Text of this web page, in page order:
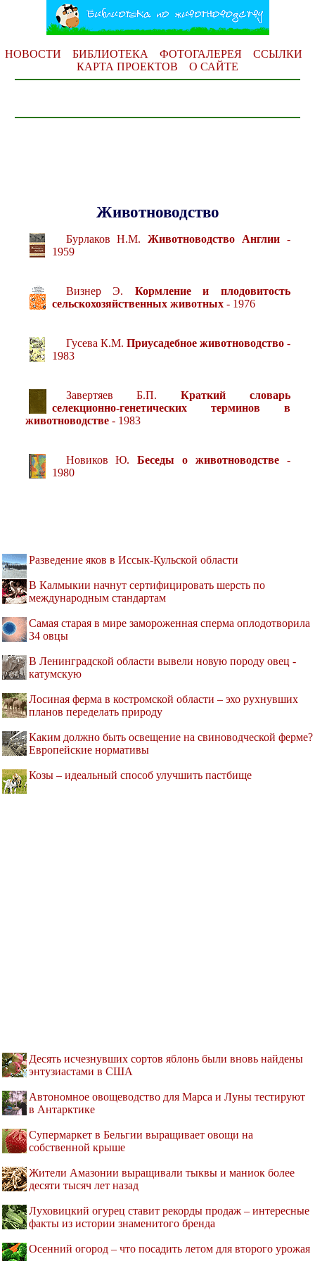
НОВОСТИ БИБЛИОТЕКА ФОТОГАЛЕРЕЯ
ССЫЛКИ
КАРТА ПРОЕКТОВ
О САЙТЕ
Животноводство
Бурлаков Н.М. Животноводство Англии-
1959
Визнер Э. Кормление и плодовитость
сельскохозяйственных животных- 1976
Гусева К.М. Приусадебное животноводство-
1983
Завертяев Б.П. Краткий словарь
селекционно-генетических терминов в
животноводстве- 1983
Новиков Ю.Беседы о животноводстве-
1980
Разведение яков в Иссык-Кульской области
В Калмыкии начнут сертифицировать шерсть по
международным стандартам
Самая старая в мире замороженная сперма оплодотворила
34 овцы
В Ленинградской области вывели новую породу овец -
катумскую
Лосиная ферма в костромской области – эхо рухнувших
планов переделать природу
Каким должно быть освещение на свиноводческой ферме?
Европейские нормативы
Козы – идеальный способ улучшить пастбище
Десять исчезнувших сортов яблонь были вновь найдены
энтузиастами в США
Автономное овощеводство для Марса и Луны тестируют
в Антарктике
Супермаркет в Бельгии выращивает овощи на
собственной крыше
Жители Амазонии выращивали тыквы и маниок более
десяти тысяч лет назад
Луховицкий огурец ставит рекорды продаж – интересные
факты из истории знаменитого бренда
Осенний огород – что посадить летом для второго урожая